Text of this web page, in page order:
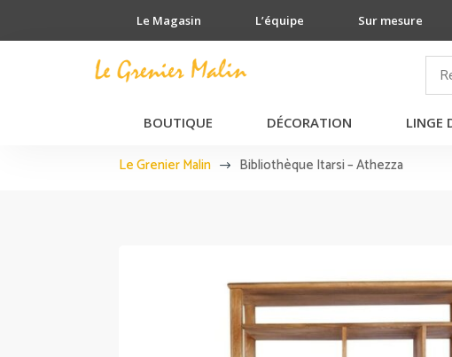
Le Magasin L’équipe Sur mesure
BOUTIQUE DÉCORATION LINGE
Le Grenier Malin $ Bibliothèque Itarsi – Athezza